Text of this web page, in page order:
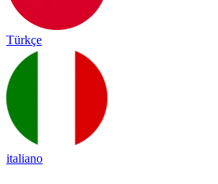
Türkçe
italiano